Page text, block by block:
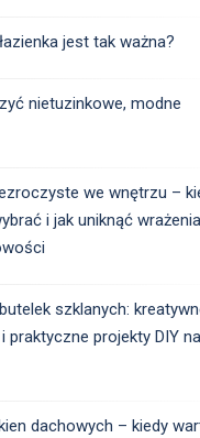
jest tak ważna?
nietuzinkowe, modne
we wnętrzu –
i jak uniknąć wrażenia
szklanych:
praktyczne projekty DIY
dachowych – kiedy